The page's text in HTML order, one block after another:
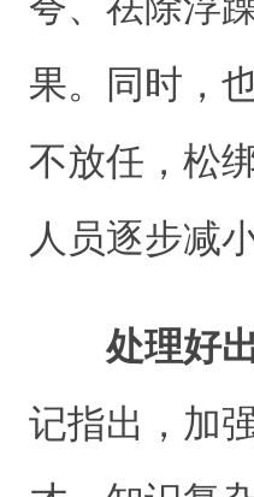
果。同时，
不放任，松
人员逐步减
处理好
记指出，加